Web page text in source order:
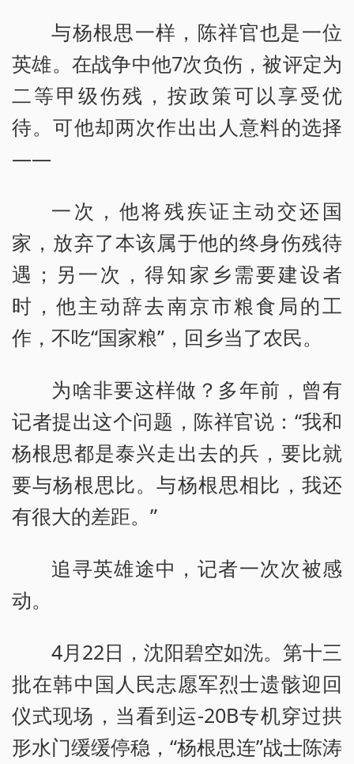
与杨根思一样，陈祥官也是一位
英雄。在战争中他7次负伤，被评定为
二等甲级伤残，按政策可以享受优
待。可他却两次作出出人意料的选择
——
一次，他将残疾证主动交还国
家，放弃了本该属于他的终身伤残待
遇；另一次，得知家乡需要建设者
时，他主动辞去南京市粮食局的工
作，不吃“国家粮”，回乡当了农民。
为啥非要这样做？多年前，曾有
记者提出这个问题，陈祥官说：“我和
杨根思都是泰兴走出去的兵，要比就
要与杨根思比。与杨根思相比，我还
有很大的差距。”
追寻英雄途中，记者一次次被感
动。
4月22日，沈阳碧空如洗。第十三
批在韩中国人民志愿军烈士遗骸迎回
仪式现场，当看到运-20B专机穿过拱
形水门缓缓停稳，“杨根思连”战士陈涛